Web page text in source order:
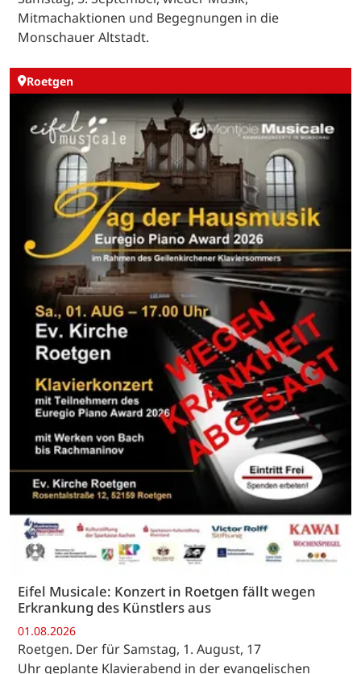
Mitmachaktionen und Begegnungen in die
Monschauer Altstadt.
Roetgen
Eifel Musicale: Konzert in Roetgen fällt wegen
Erkrankung des Künstlers aus
01.08.2026
Roetgen. Der für Samstag, 1. August, 17
Uhr geplante Klavierabend in der evangelischen